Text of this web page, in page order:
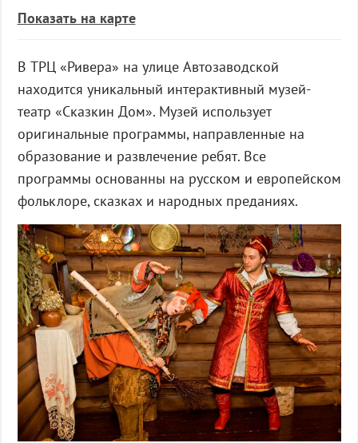
Показать на карте
В ТРЦ «Ривера» на улице Автозаводской
находится уникальный интерактивный музей-
театр «Сказкин Дом». Музей использует
оригинальные программы, направленные на
образование и развлечение ребят. Все
программы основанны на русском и европейском
фольклоре, сказках и народных преданиях.